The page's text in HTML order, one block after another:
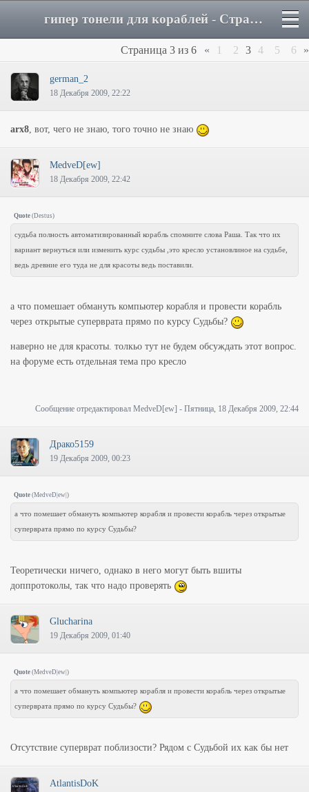
гипер тонели для кораблей - Страница 3 - Форум
Страница 3 из 6 « 1 2 3 4 5 6 »
german_2
18 Декабря 2009, 22:22
arx8, вот, чего не знаю, того точно не знаю
MedveD[ew]
18 Декабря 2009, 22:42
Quote (Destus)
судьба полность автоматизированный корабль спомните слова Раша. Так что их
вариант вернуться или изменить курс судьбы ,это кресло установлиное на судьбе,
ведь древние его туда не для красоты ведь поставили.
а что помешает обмануть компьютер корабля и провести корабль
через открытые суперврата прямо по курсу Судьбы?
наверно не для красоты. толкьо тут не будем обсуждать этот вопрос.
на форуме есть отдельная тема про кресло
Сообщение отредактировал MedveD[ew] - Пятница, 18 Декабря 2009, 22:44
Драко5159
19 Декабря 2009, 00:23
Quote (MedveD|ew| )
а что помешает обмануть компьютер корабля и провести корабль через открытые
суперврата прямо по курсу Судьбы?
Теоретически ничего, однако в него могут быть вшиты
доппротоколы, так что надо проверять
Glucharina
19 Декабря 2009, 01:40
Quote (MedveD|ew| )
а что помешает обмануть компьютер корабля и провести корабль через открытые
суперврата прямо по курсу Судьбы?
Отсутствие суперврат поблизости? Рядом с Судьбой их как бы нет
AtlantisDoK